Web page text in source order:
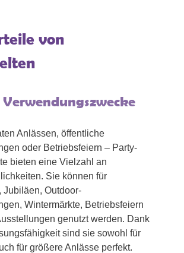
von
Anlässen, öffentliche
oder Betriebsfeiern – Party-
bieten eine Vielzahl an
Sie können für
Jubiläen, Outdoor-
Wintermärkte, Betriebsfeiern
genutzt werden. Dank
sind sie sowohl für
für größere Anlässe perfekt.